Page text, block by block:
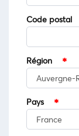
Code postal
Région
Pays